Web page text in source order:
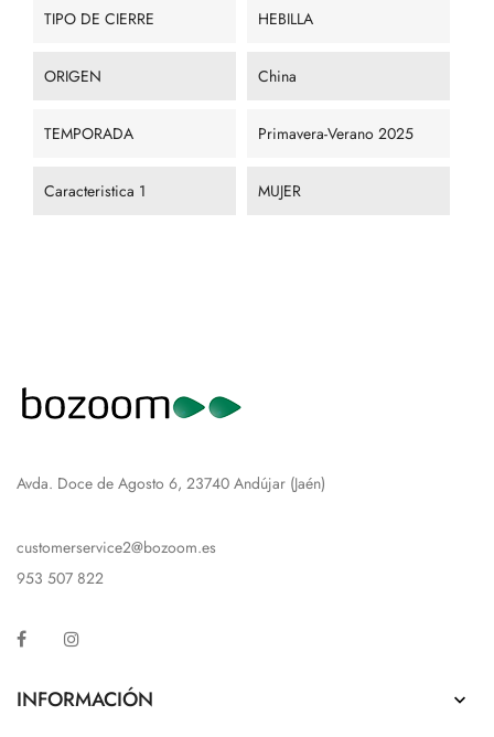
TIPO DE CIERRE HEBILLA
ORIGEN China
TEMPORADA Primavera-Verano 2025
Caracteristica 1 MUJER
Avda. Doce de Agosto 6, 23740 Andújar (Jaén)
customerservice2@bozoom.es
953 507 822
Facebook
INFORMACIÓN 